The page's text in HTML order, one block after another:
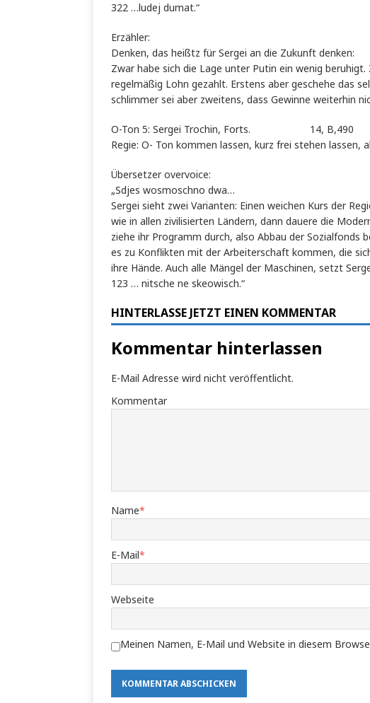
322 …ludej dumat.“
Erzähler:
Denken, das heißtz für Sergei an die Zukunft denken:
Zwar habe sich die Lage unter Putin ein wenig
regelmäßig Lohn gezahlt. Erstens aber geschehe das
schlimmer sei aber zweitens, dass Gewinne weiterhin
O-Ton 5: Sergei Trochin, Forts. 14, B,490
Regie: O- Ton kommen lassen, kurz frei stehen lassen,
Übersetzer overvoice:
„Sdjes wosmoschno dwa…
Sergei sieht zwei Varianten: Einen weichen Kurs der
wie in allen zivilisierten Ländern, dann dauere die
ziehe ihr Programm durch, also Abbau der Sozialfonds
es zu Konflikten mit der Arbeiterschaft kommen, die
ihre Hände. Auch alle Mängel der Maschinen, setzt
123 … nitsche ne skeowisch.“
HINTERLASSE JETZT EINEN KOMMENTAR
Kommentar hinterlassen
E-Mail Adresse wird nicht veröffentlicht.
Kommentar
Name*
E-Mail*
Webseite
Meinen Namen, E-Mail und Website in diesem